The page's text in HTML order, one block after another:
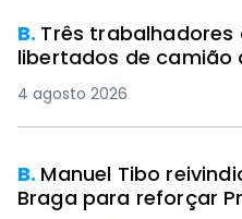
B. Três
libertados de camião
4 agosto 2026
B. Manuel Tibo
Braga para reforçar